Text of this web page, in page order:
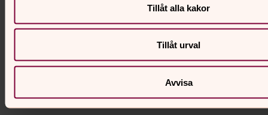
Tillåt alla kakor
Tillåt urval
Avvisa
63. Vi träffas och umgås över ett glas vin och lite
tilltugg som man själv kan ta med sig.
Hjärtligt Välkomna!